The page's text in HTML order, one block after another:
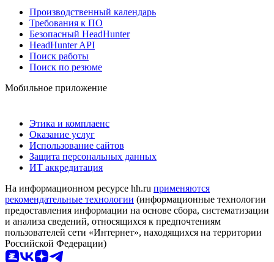
Производственный календарь
Требования к ПО
Безопасный HeadHunter
HeadHunter API
Поиск работы
Поиск по резюме
Мобильное приложение
Этика и комплаенс
Оказание услуг
Использование сайтов
Защита персональных данных
ИТ аккредитация
На информационном ресурсе hh.ru применяются
рекомендательные технологии (информационные технологии
предоставления информации на основе сбора, систематизации
и анализа сведений, относящихся к предпочтениям
пользователей сети «Интернет», находящихся на территории
Российской Федерации)